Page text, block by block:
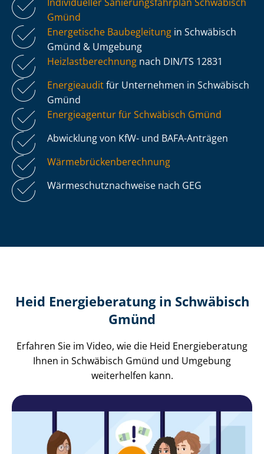
Gmünd
Energetische Baubegleitung in Schwäbisch
Gmünd & Umgebung
Heiz­last­be­rech­nung nach DIN/TS 12831
Energieauditfür Unternehmen in Schwäbisch
Gmünd
Energieagentur für Schwäbisch Gmünd
Abwicklung von KfW- und BAFA-Anträgen
Wär­me­brü­cken­be­rech­nung
Wär­me­schutz­nach­wei­se nach GEG
Heid Energieberatung in Schwäbisch
Gmünd
Erfahren Sie im Video, wie die Heid Energieberatung
Ihnen in Schwäbisch Gmünd und Umgebung
weiterhelfen kann.